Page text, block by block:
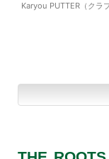
Karyou PUTTER（クラ